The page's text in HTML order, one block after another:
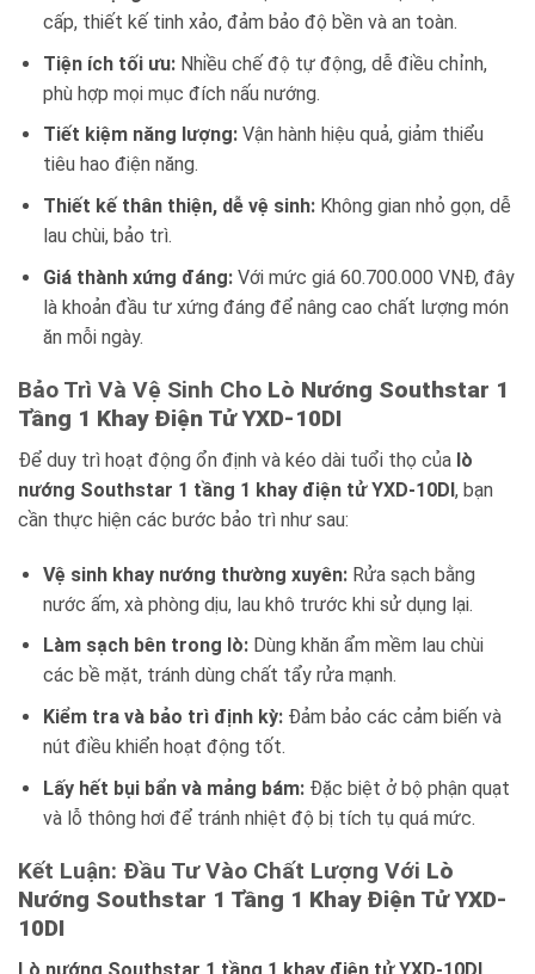
cấp, thiết kế tinh xảo, đảm bảo độ bền và an toàn.
Tiện ích tối ưu:Nhiều chế độ tự động, dễ điều chỉnh,
phù hợp mọi mục đích nấu nướng.
Tiết kiệm năng lượng:Vận hành hiệu quả, giảm thiểu
tiêu hao điện năng.
Thiết kế thân thiện, dễ vệ sinh:Không gian nhỏ gọn, dễ
lau chùi, bảo trì.
Giá thành xứng đáng:Với mức giá 60.700.000 VNĐ, đây
là khoản đầu tư xứng đáng để nâng cao chất lượng món
ăn mỗi ngày.
Bảo Trì Và Vệ Sinh Cho Lò Nướng Southstar 1
Tầng 1 Khay Điện Tử YXD-10DI
Để duy trì hoạt động ổn định và kéo dài tuổi thọ của lò
nướng Southstar 1 tầng 1 khay điện tử YXD-10DI, bạn
cần thực hiện các bước bảo trì như sau:
Vệ sinh khay nướng thường xuyên:Rửa sạch bằng
nước ấm, xà phòng dịu, lau khô trước khi sử dụng lại.
Làm sạch bên trong lò:Dùng khăn ẩm mềm lau chùi
các bề mặt, tránh dùng chất tẩy rửa mạnh.
Kiểm tra và bảo trì định kỳ:Đảm bảo các cảm biến và
nút điều khiển hoạt động tốt.
Lấy hết bụi bẩn và mảng bám:Đặc biệt ở bộ phận quạt
và lỗ thông hơi để tránh nhiệt độ bị tích tụ quá mức.
Kết Luận: Đầu Tư Vào Chất Lượng Với Lò
Nướng Southstar 1 Tầng 1 Khay Điện Tử YXD-
10DI